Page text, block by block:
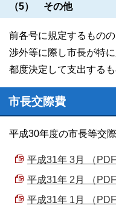
（5） その他
前各号に規定するもの
渉外等に際し市長が特
都度決定して支出するも
市長交際費
平成30年度の市長等交
平成31年 3月 （PDF
平成31年 2月 （PDF
平成31年 1月 （PDF